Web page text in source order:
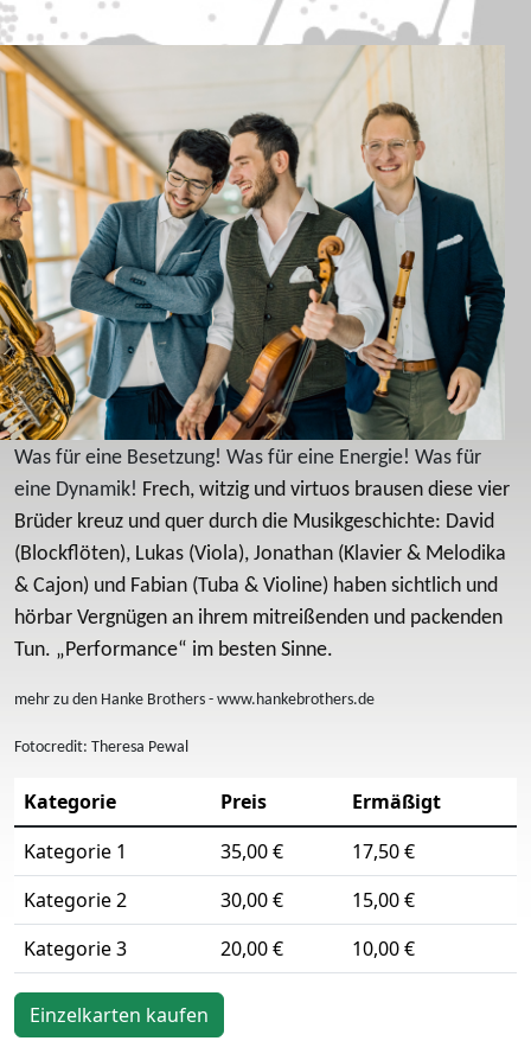
Was für eine Besetzung! Was für eine Energie! Was für
eine Dynamik! Frech, witzig und virtuos brausen diese vier
Brüder kreuz und quer durch die Musikgeschichte: David
(Blockflöten), Lukas (Viola), Jonathan (Klavier & Melodika
& Cajon) und Fabian (Tuba & Violine) haben sichtlich und
hörbar Vergnügen an ihrem mitreißenden und packenden
Tun. „Performance“ im besten Sinne.
mehr zu den Hanke Brothers - www.hankebrothers.de
Fotocredit: Theresa Pewal
Kategorie Preis
Ermäßigt
Kategorie 1
35,00 €
17,50 €
Kategorie 2
30,00 €
15,00 €
Kategorie 3
20,00 € 10,00 €
Einzelkarten kaufen